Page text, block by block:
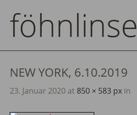
föhnlinse
NEW YORK, 6.10.2019
23. Januar 2020 at 850 × 583 px in